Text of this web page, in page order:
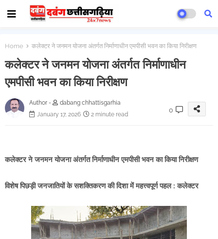
Home कलेक्टर ने जनमन योजना अंतर्गत निर्माणाधीन एमपीसी भवन का किया निरीक्षण
कलेक्टर ने जनमन योजना अंतर्गत निर्माणाधीन
एमपीसी भवन का किया निरीक्षण
Author -
dabang chhattisgarhia
January 17, 2026
2 minute read
0
कलेक्टर ने जनमन योजना अंतर्गत निर्माणाधीन एमपीसी भवन का किया निरीक्षण
विशेष पिछड़ी जनजातियों के सशक्तिकरण की दिशा में महत्त्वपूर्ण पहल : कलेक्टर